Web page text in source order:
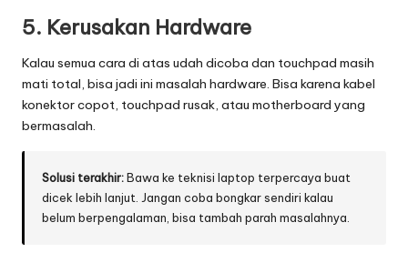
5. Kerusakan Hardware
Kalau semua cara di atas udah dicoba dan touchpad masih
mati total, bisa jadi ini masalah hardware. Bisa karena kabel
konektor copot, touchpad rusak, atau motherboard yang
bermasalah.
Solusi terakhir:Bawa ke teknisi laptop terpercaya buat
dicek lebih lanjut. Jangan coba bongkar sendiri kalau
belum berpengalaman, bisa tambah parah masalahnya.